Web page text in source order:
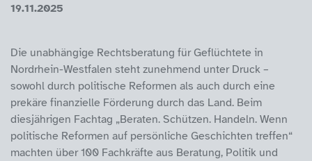
19.11.2025
Die unabhängige Rechtsberatung für Geflüchtete in
Nordrhein-Westfalen steht zunehmend unter Druck –
sowohl durch politische Reformen als auch durch eine
prekäre finanzielle Förderung durch das Land. Beim
diesjährigen Fachtag „Beraten. Schützen. Handeln. Wenn
politische Reformen auf persönliche Geschichten treffen“
machten über 100 Fachkräfte aus Beratung, Politik und